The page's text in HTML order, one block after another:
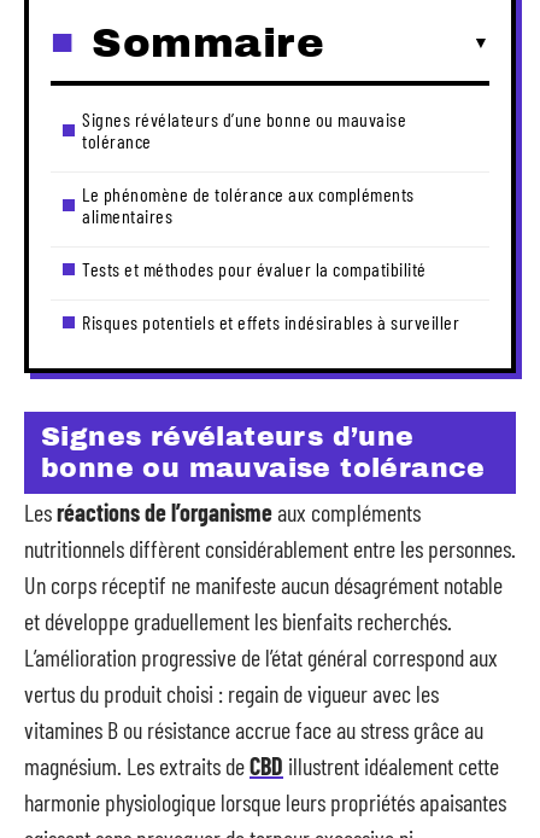
Sommaire
Signes révélateurs d’une bonne ou mauvaise
tolérance
Le phénomène de tolérance aux compléments
alimentaires
Tests et méthodes pour évaluer la compatibilité
Risques potentiels et effets indésirables à surveiller
Signes révélateurs d’une
bonne ou mauvaise tolérance
Lesréactions de l’organismeaux compléments
nutritionnels diffèrent considérablement entre les personnes.
Un corps réceptif ne manifeste aucun désagrément notable
et développe graduellement les bienfaits recherchés.
L’amélioration progressive de l’état général correspond aux
vertus du produit choisi : regain de vigueur avec les
vitamines B ou résistance accrue face au stress grâce au
magnésium. Les extraits deCBD illustrent idéalement cette
harmonie physiologique lorsque leurs propriétés apaisantes